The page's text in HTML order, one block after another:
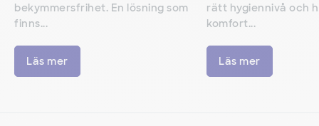
bekymmersfrihet. En lösning som
finns...
Läs mer
rätt hygiennivå och
komfort...
Läs mer